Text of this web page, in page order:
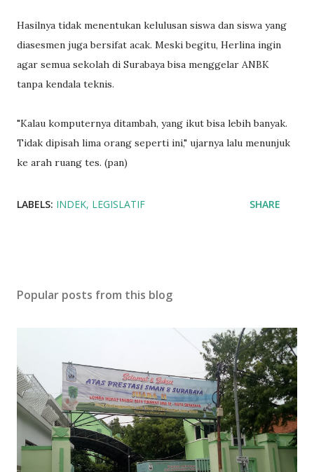
Hasilnya tidak menentukan kelulusan siswa dan siswa yang
diasesmen juga bersifat acak. Meski begitu, Herlina ingin
agar semua sekolah di Surabaya bisa menggelar ANBK
tanpa kendala teknis.
"Kalau komputernya ditambah, yang ikut bisa lebih banyak.
Tidak dipisah lima orang seperti ini," ujarnya lalu menunjuk
ke arah ruang tes. (pan)
LABELS: INDEK LEGISLATIF SHARE
Popular posts from this blog